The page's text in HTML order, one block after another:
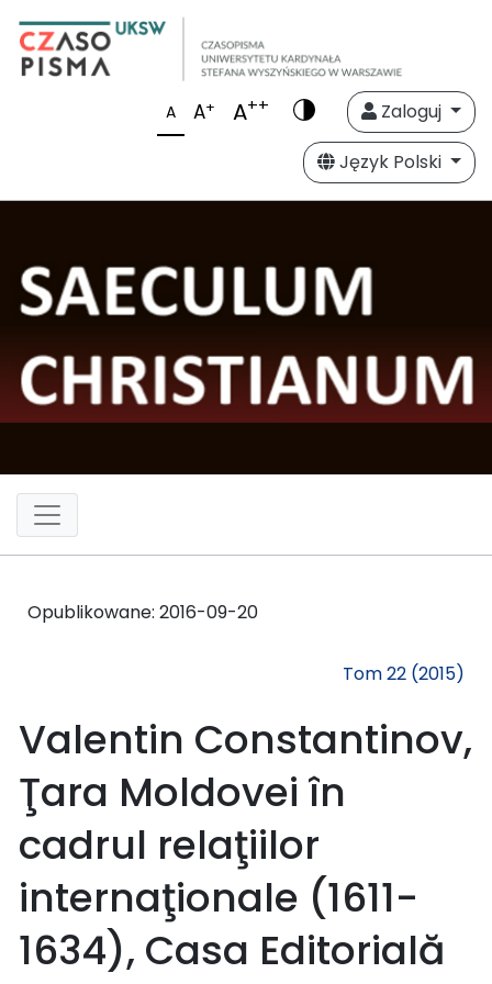
A A+ A++
Zaloguj
Język Polski
Opublikowane: 2016-09-20
Tom 22 (2015)
Valentin Constantinov,
Ţara Moldovei în
cadrul relaţiilor
internaţionale (1611-
1634), Casa Editorială